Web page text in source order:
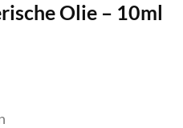
Olie – 10ml